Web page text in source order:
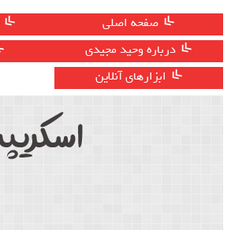
صفحه اصلی
درباره وحید مجیدی
ابزارهای آنلاین